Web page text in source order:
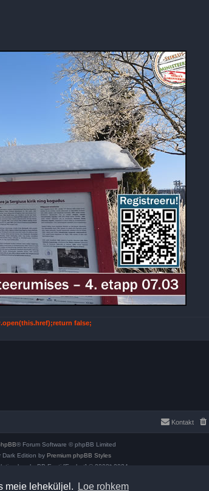
meie leheküljel. Loe rohkem
false;
Kontakt
® Forum Software © phpBB Limited
Dark Edition by Premium phpBB Styles
by phpBB Eesti [Exabot] © 2008*-2024